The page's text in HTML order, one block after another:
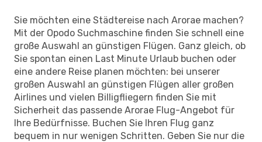
Sie möchten eine Städtereise nach Arorae machen?
Mit der Opodo Suchmaschine finden Sie schnell eine
große Auswahl an günstigen Flügen. Ganz gleich, ob
Sie spontan einen Last Minute Urlaub buchen oder
eine andere Reise planen möchten: bei unserer
großen Auswahl an günstigen Flügen aller großen
Airlines und vielen Billigfliegern finden Sie mit
Sicherheit das passende Arorae Flug-Angebot für
Ihre Bedürfnisse. Buchen Sie Ihren Flug ganz
bequem in nur wenigen Schritten. Geben Sie nur die